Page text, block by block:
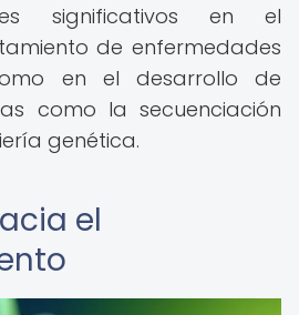
significativos en el
de enfermedades
en el desarrollo de
como la secuenciación
genética.
el